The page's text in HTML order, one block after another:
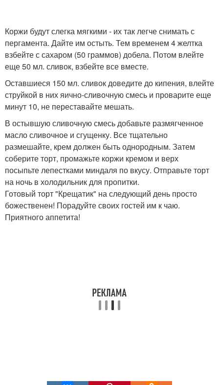
Коржи будут слегка мягкими - их так легче снимать с
пергамента. Дайте им остыть. Тем временем 4 желтка
взбейте с сахаром (50 граммов) добела. Потом влейте
еще 50 мл. сливок, взбейте все вместе.
Оставшиеся 150 мл. сливок доведите до кипения, влейте
струйкой в них яично-сливочную смесь и проварите еще
минут 10, не переставайте мешать.
В остывшую сливочную смесь добавьте размягченное
масло сливочное и сгущенку. Все тщательно
размешайте, крем должен быть однородным. Затем
соберите торт, промажьте коржи кремом и верх
посыпьте лепестками миндаля по вкусу. Отправьте торт
на ночь в холодильник для пропитки.
Готовый торт "Крещатик" на следующий день просто
божественен! Порадуйте своих гостей им к чаю.
Приятного аппетита!